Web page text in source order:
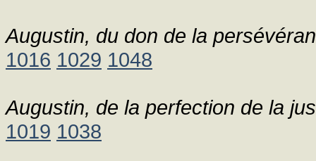
Augustin, du don de la
1016 1029 1048
Augustin, de la perfection de la
1019 1038